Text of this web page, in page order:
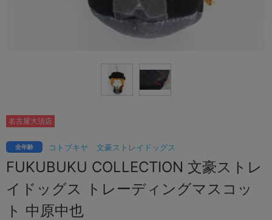
コトブキヤ 文豪ストレイドッグス
全年齢
FUKUBUKU COLLECTION 文豪ストレ
イドッグス トレーディングマスコッ
ト 中原中也
名古屋大須店